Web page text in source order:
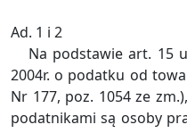
Ad. 1 i 2
Na podstawie art. 15
2004r. o podatku od
Nr 177, poz. 1054 ze
podatnikami są osoby